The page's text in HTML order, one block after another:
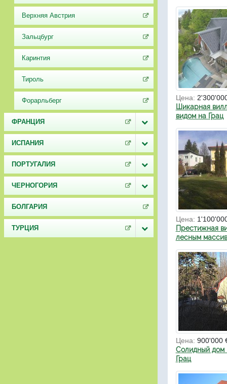
Верхняя Австрия
Зальцбург
Каринтия
Тироль
Форарльберг
ФРАНЦИЯ
ИСПАНИЯ
ПОРТУГАЛИЯ
ЧЕРНОГОРИЯ
БОЛГАРИЯ
ТУРЦИЯ
Цена:
Шикарная
видом на Грац
Цена:
Престижная
лесным
Цена: 900'000
Солидный дом
Грац